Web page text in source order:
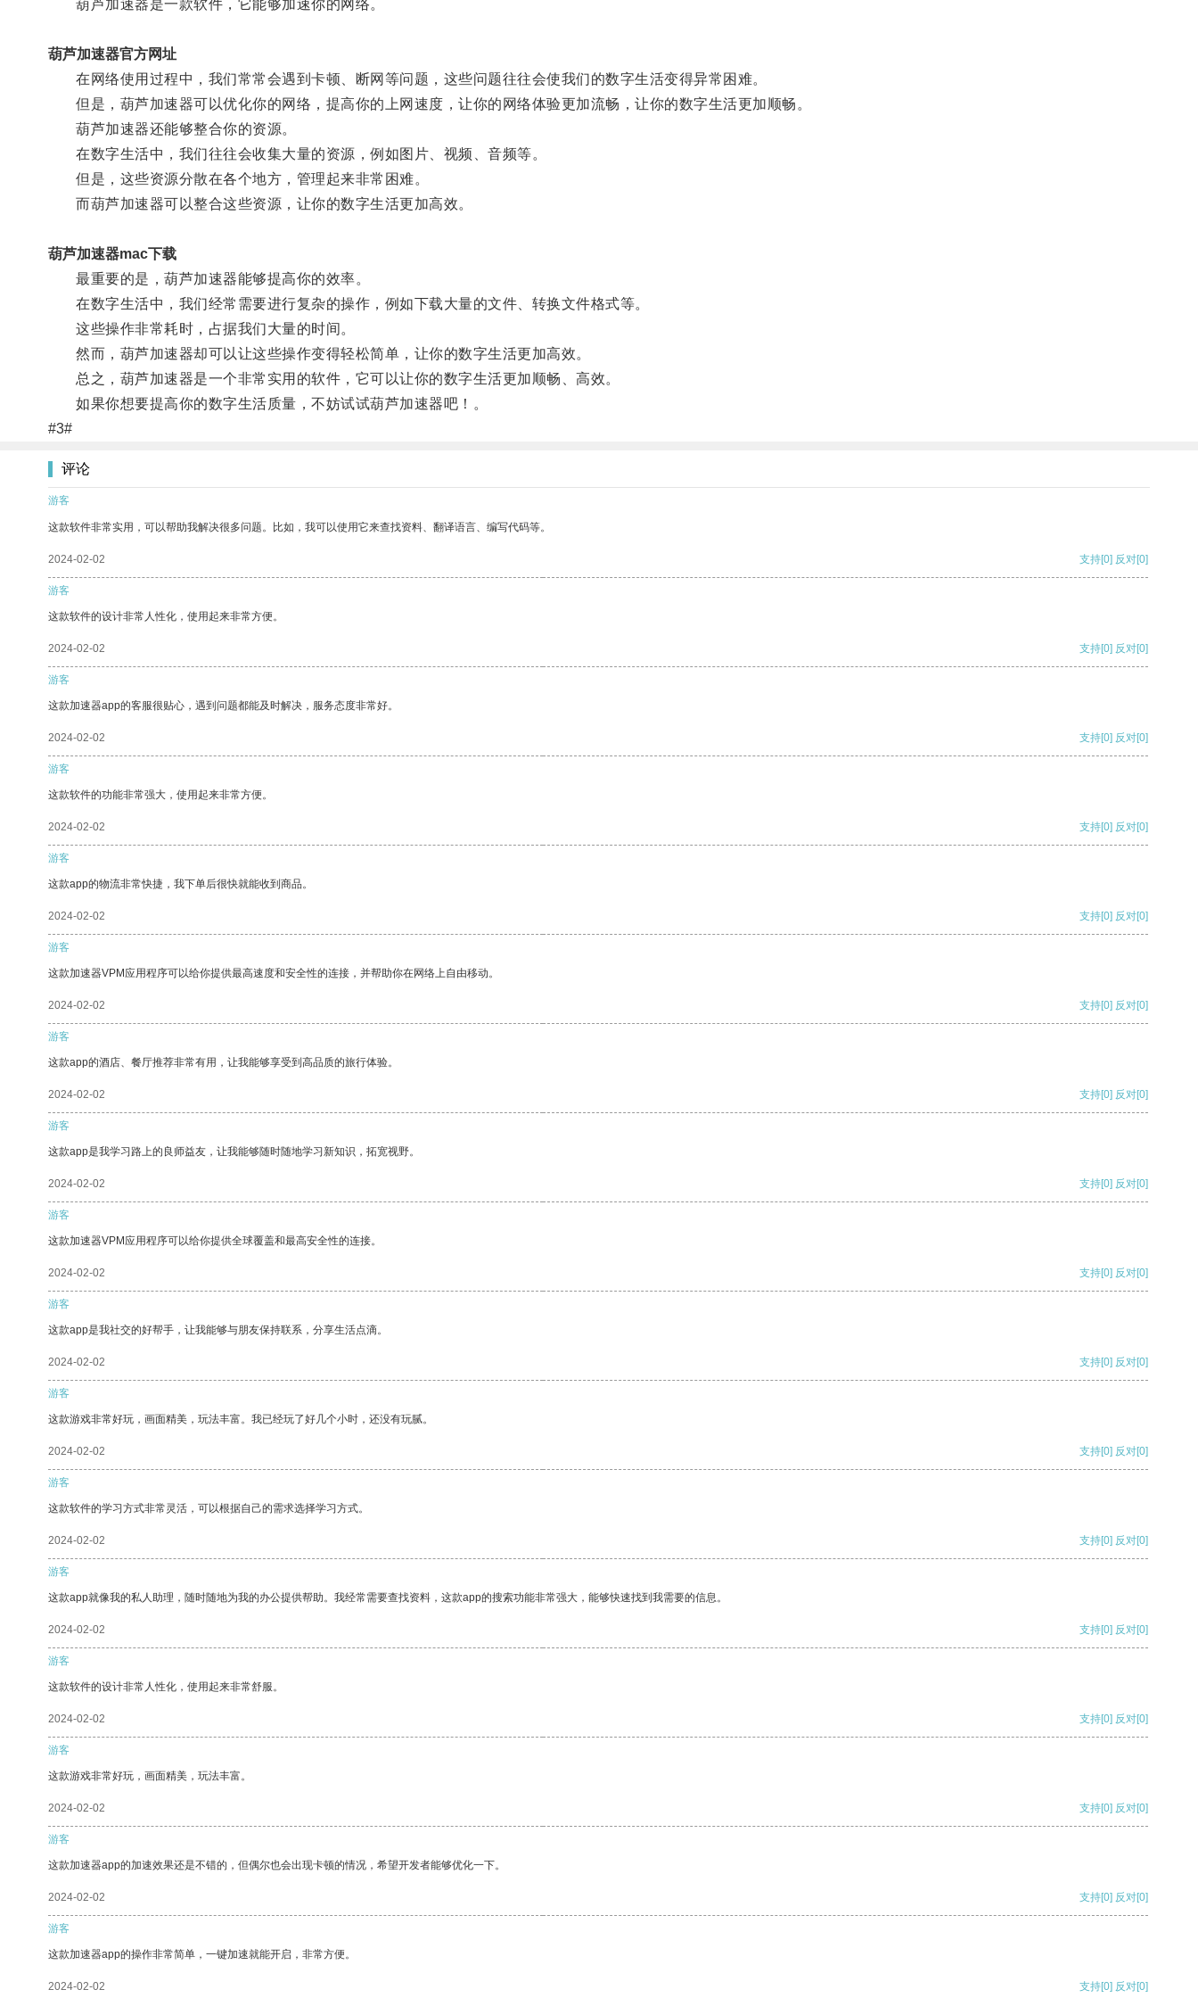
葫芦加速器是一款软件，它能够加速你的网络。
葫芦加速器官方网址
在网络使用过程中，我们常常会遇到卡顿、断网等问题，这些问题往往会使我们的数字生活变得异常困难。
但是，葫芦加速器可以优化你的网络，提高你的上网速度，让你的网络体验更加流畅，让你的数字生活更加顺畅。
葫芦加速器还能够整合你的资源。
在数字生活中，我们往往会收集大量的资源，例如图片、视频、音频等。
但是，这些资源分散在各个地方，管理起来非常困难。
而葫芦加速器可以整合这些资源，让你的数字生活更加高效。
葫芦加速器mac下载
最重要的是，葫芦加速器能够提高你的效率。
在数字生活中，我们经常需要进行复杂的操作，例如下载大量的文件、转换文件格式等。
这些操作非常耗时，占据我们大量的时间。
然而，葫芦加速器却可以让这些操作变得轻松简单，让你的数字生活更加高效。
总之，葫芦加速器是一个非常实用的软件，它可以让你的数字生活更加顺畅、高效。
如果你想要提高你的数字生活质量，不妨试试葫芦加速器吧！。
#3#
评论
游客
这款软件非常实用，可以帮助我解决很多问题。比如，我可以使用它来查找资料、翻译语言、编写代码等。
2024-02-02 支持[0] 反对[0]
游客
这款软件的设计非常人性化，使用起来非常方便。
2024-02-02 支持[0] 反对[0]
游客
这款加速器app的客服很贴心，遇到问题都能及时解决，服务态度非常好。
2024-02-02 支持[0] 反对[0]
游客
这款软件的功能非常强大，使用起来非常方便。
2024-02-02 支持[0] 反对[0]
游客
这款app的物流非常快捷，我下单后很快就能收到商品。
2024-02-02 支持[0] 反对[0]
游客
这款加速器VPM应用程序可以给你提供最高速度和安全性的连接，并帮助你在网络上自由移动。
2024-02-02 支持[0] 反对[0]
游客
这款app的酒店、餐厅推荐非常有用，让我能够享受到高品质的旅行体验。
2024-02-02 支持[0] 反对[0]
游客
这款app是我学习路上的良师益友，让我能够随时随地学习新知识，拓宽视野。
2024-02-02 支持[0] 反对[0]
游客
这款加速器VPM应用程序可以给你提供全球覆盖和最高安全性的连接。
2024-02-02 支持[0] 反对[0]
游客
这款app是我社交的好帮手，让我能够与朋友保持联系，分享生活点滴。
2024-02-02 支持[0] 反对[0]
游客
这款游戏非常好玩，画面精美，玩法丰富。我已经玩了好几个小时，还没有玩腻。
2024-02-02 支持[0] 反对[0]
游客
这款软件的学习方式非常灵活，可以根据自己的需求选择学习方式。
2024-02-02 支持[0] 反对[0]
游客
这款app就像我的私人助理，随时随地为我的办公提供帮助。我经常需要查找资料，这款app的搜索功能非常强大，能够快速找到我需要的信息。
2024-02-02 支持[0] 反对[0]
游客
这款软件的设计非常人性化，使用起来非常舒服。
2024-02-02 支持[0] 反对[0]
游客
这款游戏非常好玩，画面精美，玩法丰富。
2024-02-02 支持[0] 反对[0]
游客
这款加速器app的加速效果还是不错的，但偶尔也会出现卡顿的情况，希望开发者能够优化一下。
2024-02-02 支持[0] 反对[0]
游客
这款加速器app的操作非常简单，一键加速就能开启，非常方便。
2024-02-02 支持[0] 反对[0]